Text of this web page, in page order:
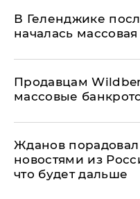
В Геленджике
началась
Продавцам
массовые
Жданов
новостями из
что будет дальше